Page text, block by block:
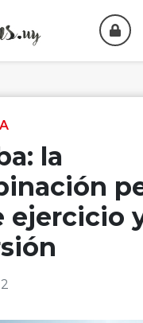
la
ejercicio